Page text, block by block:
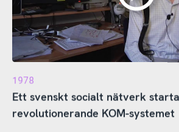
1978
Ett svenskt socialt nätverk
revolutionerande KOM-systemet